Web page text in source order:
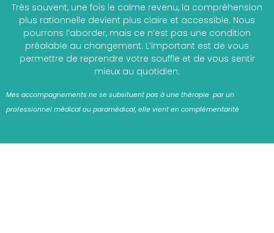
Très souvent, une fois le calme revenu, la compréhension
plus rationnelle devient plus claire et accessible. Nous
pourrons l’aborder, mais ce n’est pas une condition
préalable au changement. L’important est de vous
permettre de reprendre votre souffle et de vous sentir
mieux au quotidien.
Mes accompagnements ne se subsituent pas à une thérapie par un
professionnel médical ou paramédical, elle vient en complémentarité